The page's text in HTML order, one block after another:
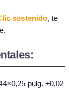
sostenido, te
pulg. ±0,02